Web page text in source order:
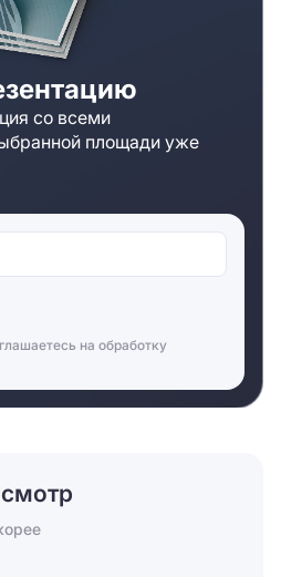
со всеми
площади уже
на обработку